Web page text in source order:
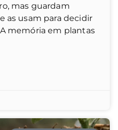
mas guardam
as usam para decidir
memória em plantas